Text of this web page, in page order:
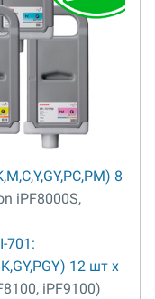
8
iPF8000S,
701:
12 шт x
iPF9100)